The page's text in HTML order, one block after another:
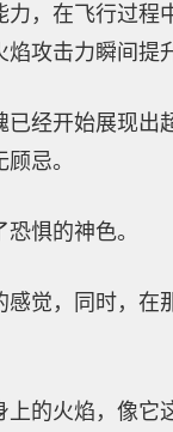
，在飞行过
攻击力瞬间提
经开始展现
忌。
惧的神色。
觉，同时，
的火焰，像